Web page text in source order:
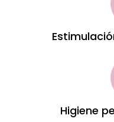
Higiene